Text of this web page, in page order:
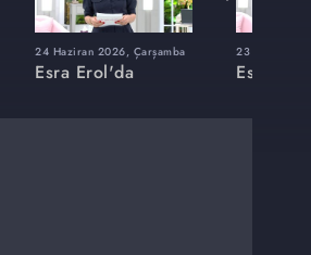
24 Haziran 2026, Çarşamba
Esra Erol'da
23 Haziran
Esra